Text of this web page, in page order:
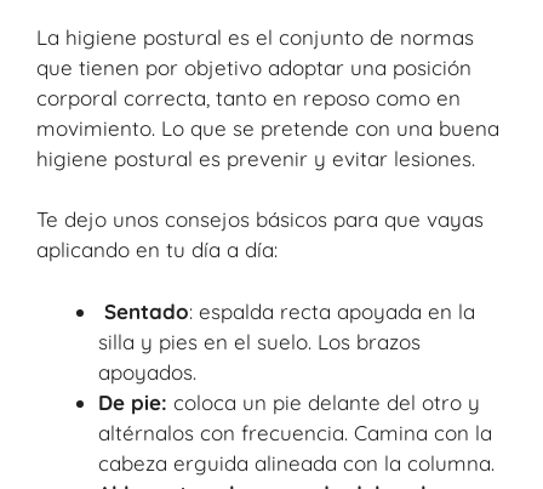
La higiene postural es el conjunto de normas
que tienen por objetivo adoptar una posición
corporal correcta, tanto en reposo como en
movimiento. Lo que se pretende con una buena
higiene postural es prevenir y evitar lesiones.
Te dejo unos consejos básicos para que vayas
aplicando en tu día a día:
Sentado: espalda recta apoyada en la
silla y pies en el suelo. Los brazos
apoyados.
De pie: coloca un pie delante del otro y
altérnalos con frecuencia. Camina con la
cabeza erguida alineada con la columna.